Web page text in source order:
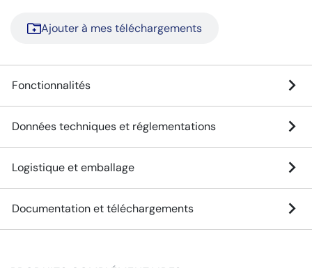
Ajouter à mes téléchargements
Fonctionnalités
Données techniques et réglementations
Logistique et emballage
Documentation et téléchargements